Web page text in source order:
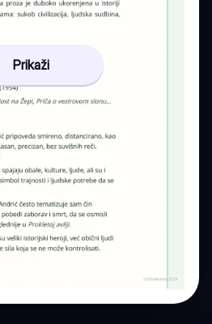
Prikaži